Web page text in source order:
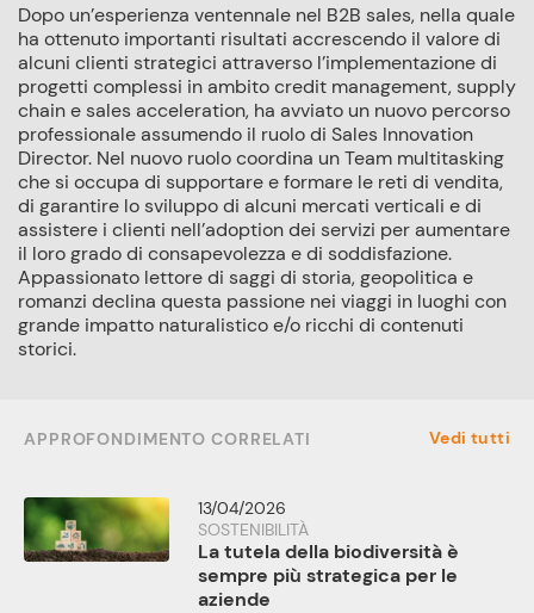
Dopo un’esperienza ventennale nel B2B sales, nella quale
ha ottenuto importanti risultati accrescendo il valore di
alcuni clienti strategici attraverso l’implementazione di
progetti complessi in ambito credit management, supply
chain e sales acceleration, ha avviato un nuovo percorso
professionale assumendo il ruolo di Sales Innovation
Director. Nel nuovo ruolo coordina un Team multitasking
che si occupa di supportare e formare le reti di vendita,
di garantire lo sviluppo di alcuni mercati verticali e di
assistere i clienti nell’adoption dei servizi per aumentare
il loro grado di consapevolezza e di soddisfazione.
Appassionato lettore di saggi di storia, geopolitica e
romanzi declina questa passione nei viaggi in luoghi con
grande impatto naturalistico e/o ricchi di contenuti
storici.
APPROFONDIMENTO CORRELATI Vedi tutti
13/04/2026
SOSTENIBILITÀ
La tutela della biodiversità è
sempre più strategica per le
aziende